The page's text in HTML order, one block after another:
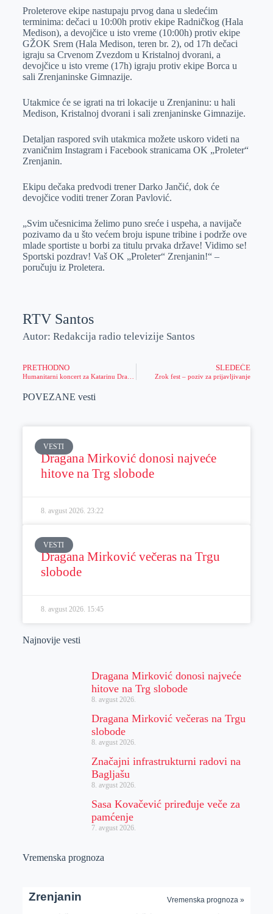
Proleterove ekipe nastupaju prvog dana u sledećim
terminima: dečaci u 10:00h protiv ekipe Radničkog (Hala
Medison), a devojčice u isto vreme (10:00h) protiv ekipe
GŽOK Srem (Hala Medison, teren br. 2), od 17h dečaci
igraju sa Crvenom Zvezdom u Kristalnoj dvorani, a
devojčice u isto vreme (17h) igraju protiv ekipe Borca u
sali Zrenjaninske Gimnazije.
Utakmice će se igrati na tri lokacije u Zrenjaninu: u hali
Medison, Kristalnoj dvorani i sali zrenjaninske Gimnazije.
Detaljan raspored svih utakmica možete uskoro videti na
zvaničnim Instagram i Facebook stranicama OK „Proleter“
Zrenjanin.
Ekipu dečaka predvodi trener Darko Jančić, dok će
devojčice voditi trener Zoran Pavlović.
„Svim učesnicima želimo puno sreće i uspeha, a navijače
pozivamo da u što većem broju ispune tribine i podrže ove
mlade sportiste u borbi za titulu prvaka države! Vidimo se!
Sportski pozdrav! Vaš OK „Proleter“ Zrenjanin!“ –
poručuju iz Proletera.
RTV Santos
Autor: Redakcija radio televizije Santos
PRETHODNO
Humanitarni koncert za Katarinu Dragaš
SLEDEĆE
Zrok fest – poziv za prijavljivanje
POVEZANE vesti
VESTI
Dragana Mirković donosi najveće
hitove na Trg slobode
8. avgust 2026. 23:22
VESTI
Dragana Mirković večeras na Trgu
slobode
8. avgust 2026. 15:45
Najnovije vesti
Dragana Mirković donosi najveće
hitove na Trg slobode
8. avgust 2026.
Dragana Mirković večeras na Trgu
slobode
8. avgust 2026.
Značajni infrastrukturni radovi na
Bagljašu
8. avgust 2026.
Sasa Kovačević priređuje veče za
pamćenje
7. avgust 2026.
Vremenska prognoza